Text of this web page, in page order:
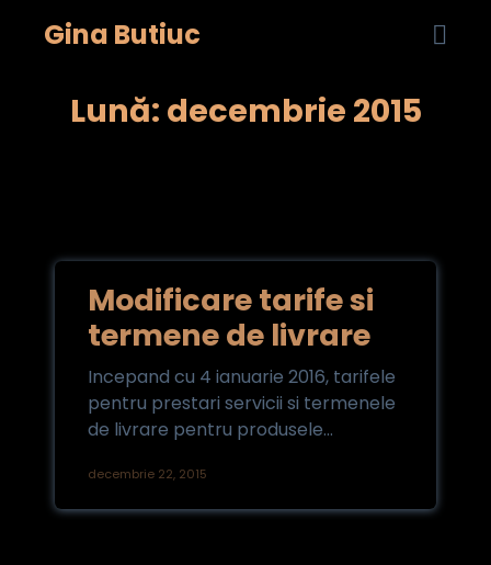
Gina Butiuc
Lună: decembrie 2015
Modificare tarife si
termene de livrare
Incepand cu 4 ianuarie 2016, tarifele
pentru prestari servicii si termenele
de livrare pentru produsele...
decembrie 22, 2015